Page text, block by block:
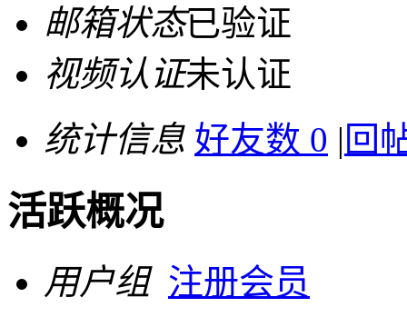
邮箱状态已验证
视频认证未认证
统计信息 好友数 0 | 回
活跃概况
用户组 注册会员